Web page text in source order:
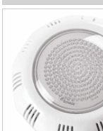
ST 3000